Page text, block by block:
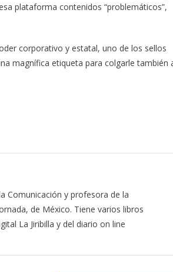
plataforma contenidos “problemáticos”,
corporativo y estatal, uno de los sellos
magnífica etiqueta para colgarle también
Comunicación y profesora de la
de México. Tiene varios libros
La Jiribilla y del diario on line